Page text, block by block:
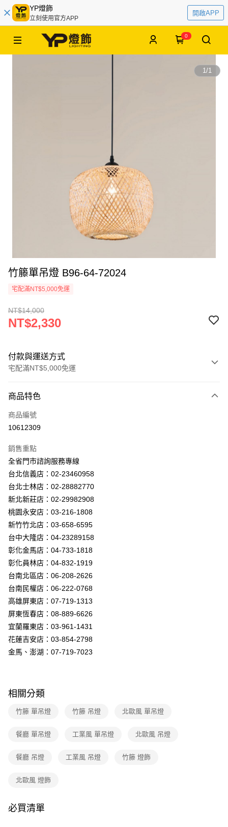
YP燈飾
立刻使用官方APP
開啟APP
0
1/1
竹籐單吊燈 B96-64-72024
宅配滿NT$5,000免運
NT$14,000
NT$2,330
付款與運送方式
宅配滿NT$5,000免運
信用卡一次付款
LINE Pay
街口支付
悠遊付
Google Pay
全盈+PAY
AFTEE先享後付
相關說明
【關於「AFTEE先享後付」】
AFTEE先享後付是「在收到商品之後才付款」的支付方式。 讓您購物簡單
便利好安心！
１．簡單：不需註冊會員、不需綁卡、不需儲值。
３．安心：先確認商品／服務後，再付款。
【「AFTEE先享後付」結帳流程】
１．於結帳方式選擇「AFTEE先享後付」後，將跳轉至「AFTEE先享後付」
結帳頁面，進行簡訊認證並確認金額後，即可完成結帳。
２．訂單成立數日內，您將收到繳費通知簡訊。
後付繳納相關費用。
是否繳費成功／繳費後需取消欲退款等相關疑問，請聯繫「AFTEE先享後付
易，需依本服務之必要範圍內提供個人資料，並將交易相關給付款項請求債
２．關於個人資料處理事宜，請瀏覽以下網址：
「AFTEE先享後付」，若未經同意申辦者引起之損失，本公司不負相關責
任。
ATM付款
運送方式
新竹貨運宅配
商品特色
商品編號
10612309
銷售重點
全省門市諮詢服務專線
台北信義店：02-23460958
台北士林店：02-28882770
新北新莊店：02-29982908
桃園永安店：03-216-1808
新竹竹北店：03-658-6595
台中大隆店：04-23289158
彰化金馬店：04-733-1818
彰化員林店：04-832-1919
台南北區店：06-208-2626
台南民權店：06-222-0768
高雄屏東店：07-719-1313
屏東恆春店：08-889-6626
宜蘭羅東店：03-961-1431
花蓮吉安店：03-854-2798
金馬、澎湖：07-719-7023
相關分類
竹籐 單吊燈 竹籐 吊燈 北歐風 單吊燈
餐廳 單吊燈 工業風 單吊燈 北歐風 吊燈
餐廳 吊燈 工業風 吊燈 竹籐 燈飾
北歐風 燈飾
必買清單